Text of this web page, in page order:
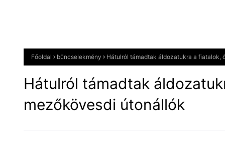
Főoldal bűncselekmény Hátulról támadtak áldozatukra a fiatalok,
Hátulról támadtak
mezőkövesdi útonállók